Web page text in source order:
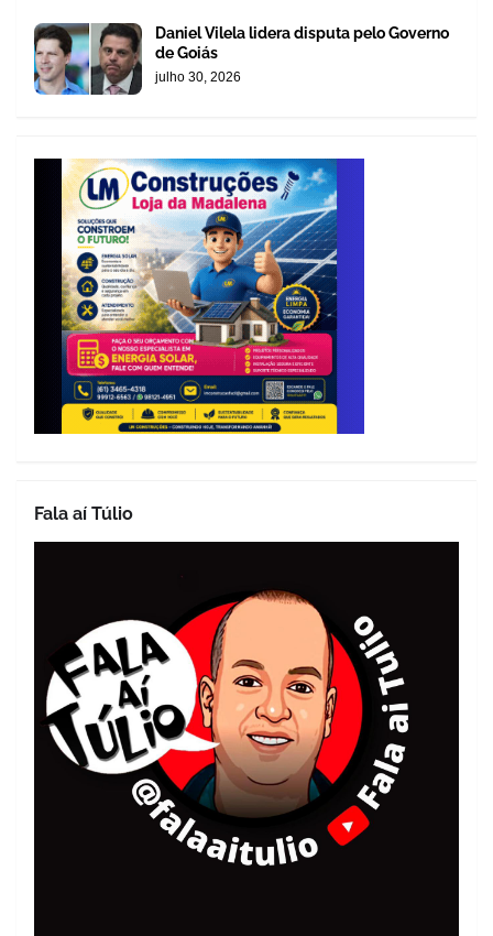
Daniel Vilela lidera disputa pelo Governo
de Goiás
julho 30, 2026
Fala aí Túlio